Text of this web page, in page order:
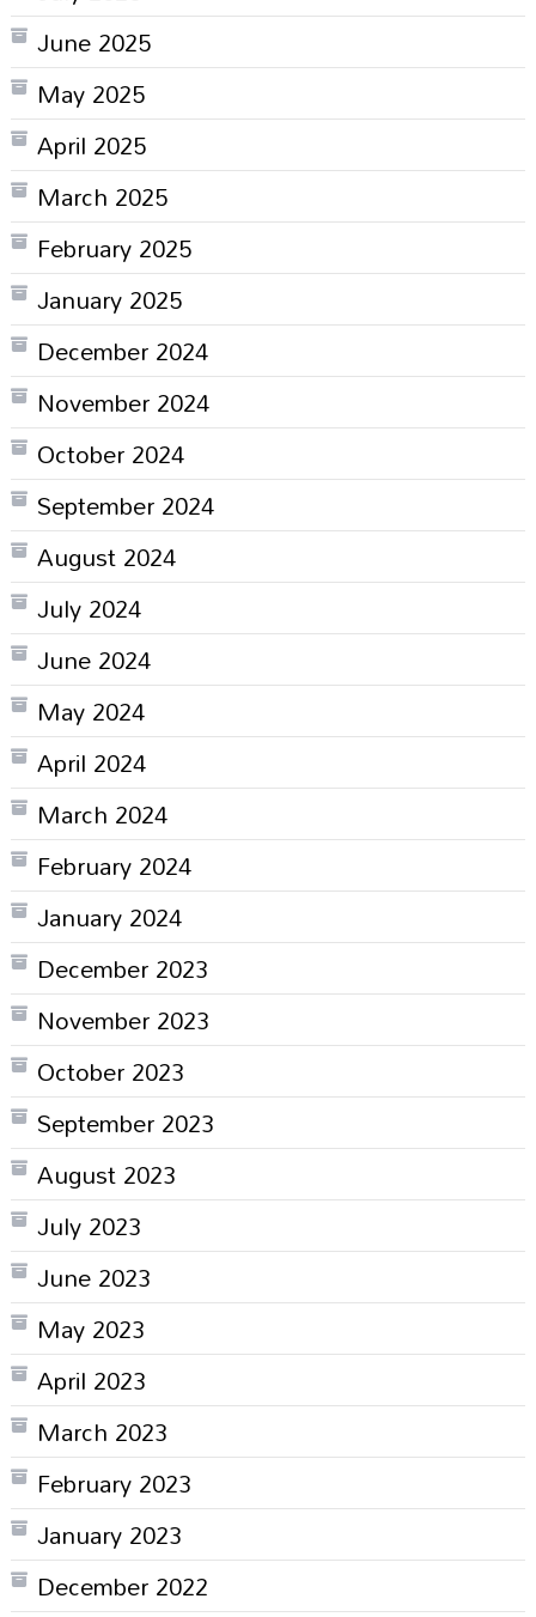
June 2025
May 2025
April 2025
March 2025
February 2025
January 2025
December 2024
November 2024
October 2024
September 2024
August 2024
July 2024
June 2024
May 2024
April 2024
March 2024
February 2024
January 2024
December 2023
November 2023
October 2023
September 2023
August 2023
July 2023
June 2023
May 2023
April 2023
March 2023
February 2023
January 2023
December 2022